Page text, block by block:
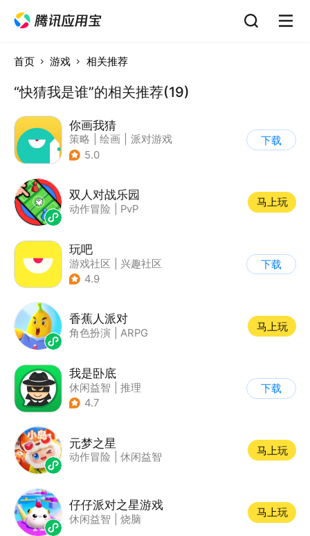
首页 游戏 相关推荐
“快猜我是谁”的相关推荐(19)
你画我猜
策略 绘画
派对游戏
| 卡通
5.0
下载
双人对战乐园
动作冒险 PvP
马上玩
玩吧
游戏社区
兴趣社区
4.9
下载
香蕉人派对
角色扮演 ARPG
马上玩
我是卧底
休闲益智
推理
| 派对游戏
4.7
下载
元梦之星
动作冒险 休闲益智
马上玩
仔仔派对之星游戏
休闲益智 烧脑
马上玩